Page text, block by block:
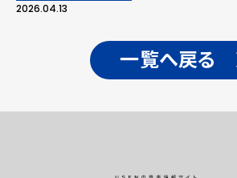
2026.04.13
一覧へ戻る